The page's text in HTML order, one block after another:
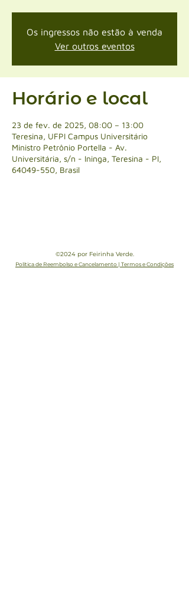
Os ingressos não estão à venda
Ver outros eventos
Horário e local
23 de fev. de 2025, 08:00 – 13:00
Teresina, UFPI Campus Universitário
Ministro Petrônio Portella - Av.
Universitária, s/n - Ininga, Teresina - PI,
64049-550, Brasil
©2024 por Feirinha Verde.
Política de Reembolso e Cancelamento | Termos e Condições